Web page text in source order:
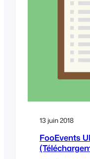
13 juin 2018
FooEvents